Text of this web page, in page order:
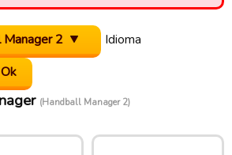
Manager 2
Idioma
(Handball Manager 2)